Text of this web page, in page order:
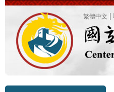
繁體中文